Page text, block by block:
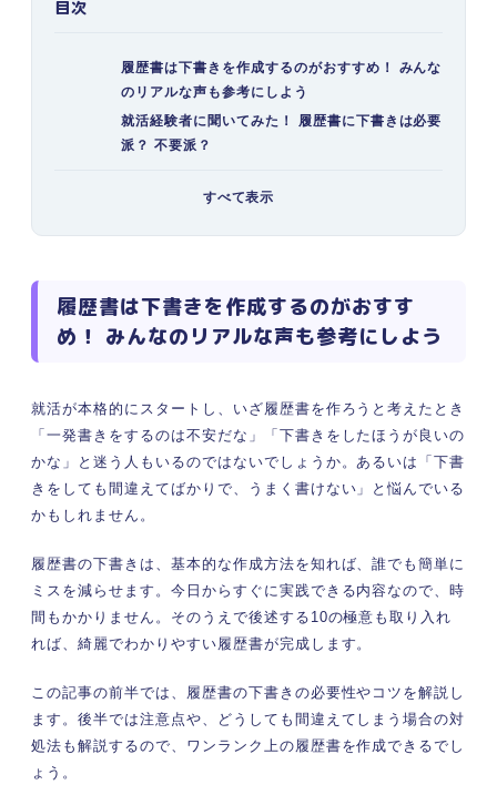
目次
すべて表示
履歴書は下書きを作成するのがおすすめ！ みんな
のリアルな声も参考にしよう
就活経験者に聞いてみた！ 履歴書に下書きは必要
派？ 不要派？
先輩たちに聞いてみた！ 履歴書で下書きをする3
つのメリット
③企業に丁寧さをアピールできる可能性が
経験者からのワンアドバイス付き！ 履歴書で下書
おく
②鉛筆で履歴書に下書きを書く
③間違いがないか音読で確認する
④ボールペンで鉛筆の上からなぞる
⑦最後にもう一度音読して確認する
履歴書は下書きを作成するのがおすす
め！ みんなのリアルな声も参考にしよう
就活が本格的にスタートし、いざ履歴書を作ろうと考えたとき
「一発書きをするのは不安だな」「下書きをしたほうが良いの
かな」と迷う人もいるのではないでしょうか。あるいは「下書
きをしても間違えてばかりで、うまく書けない」と悩んでいる
かもしれません。
履歴書の下書きは、基本的な作成方法を知れば、誰でも簡単に
ミスを減らせます。今日からすぐに実践できる内容なので、時
間もかかりません。そのうえで後述する10の極意も取り入れ
れば、綺麗でわかりやすい履歴書が完成します。
この記事の前半では、履歴書の下書きの必要性やコツを解説し
ます。後半では注意点や、どうしても間違えてしまう場合の対
処法も解説するので、ワンランク上の履歴書を作成できるでし
ょう。